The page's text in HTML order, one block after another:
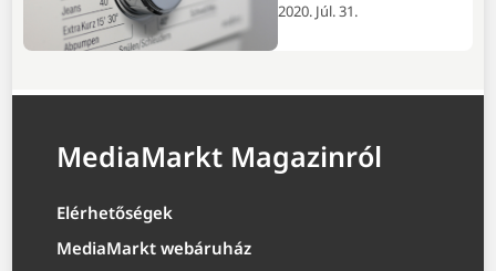
2020. Júl. 31.
MediaMarkt Magazinról
Elérhetőségek
MediaMarkt webáruház